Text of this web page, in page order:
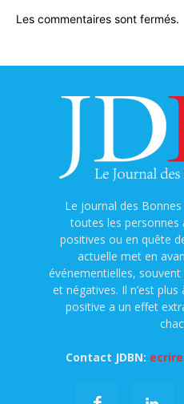
Les commentaires sont fermés.
Le journal des
toutes les personnes
positives ou en quête
actuelle met en
événementielles,
et négatives. Il n’est
positive a un effet
Contact JDBN: